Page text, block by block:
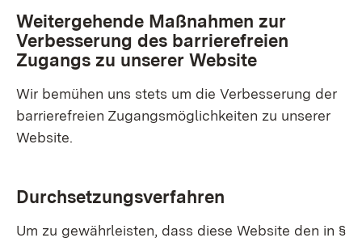
Weitergehende Maßnahmen zur
Verbesserung des barrierefreien
Zugangs zu unserer Website
Wir bemühen uns stets um die Verbesserung der
barrierefreien Zugangsmöglichkeiten zu unserer
Website.
Durchsetzungsverfahren
Um zu gewährleisten, dass diese Website den in §